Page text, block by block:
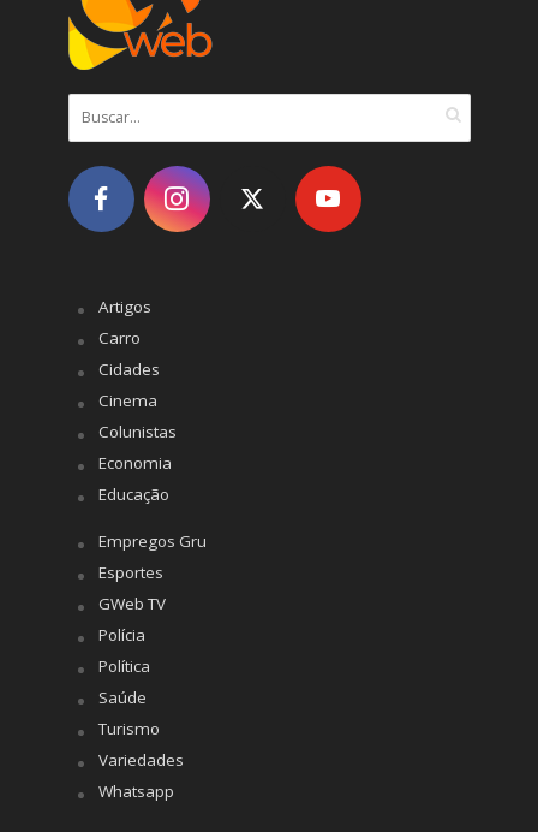
Artigos
Carro
Cidades
Cinema
Colunistas
Economia
Educação
Empregos Gru
Esportes
GWeb TV
Polícia
Política
Saúde
Turismo
Variedades
Whatsapp